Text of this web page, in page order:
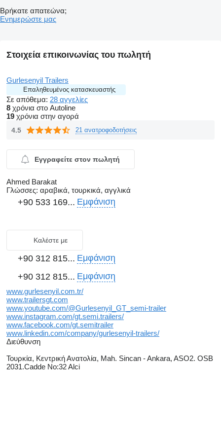
Βρήκατε απατεώνα;
Ενημερώστε μας
Στοιχεία επικοινωνίας του πωλητή
Gurlesenyil Trailers
Επαληθευμένος κατασκευαστής
Σε απόθεμα: 28 αγγελίες
8 χρόνια στο Autoline
19 χρόνια στην αγορά
4.5 21 ανατροφοδοτήσεις
Εγγραφείτε στον πωλητή
Ahmed Barakat
Γλώσσες: αραβικά, τουρκικά, αγγλικά
+90 533 169... Εμφάνιση
Καλέστε με
+90 312 815... Εμφάνιση
+90 312 815... Εμφάνιση
www.gurlesenyil.com.tr/
www.trailersgt.com
www.youtube.com/@Gurlesenyil_GT_semi-trailer
www.instagram.com/gt.semi.trailers/
www.facebook.com/gt.semitrailer
www.linkedin.com/company/gurlesenyil-trailers/
Διεύθυνση
Τουρκία, Κεντρική Ανατολία, Mah. Sincan - Ankara, ASO2. OSB
2031.Cadde No:32 Alci